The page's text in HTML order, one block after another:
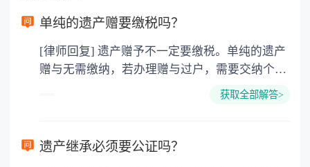
单纯的遗产赠要缴税吗？
[律师回复] 遗产赠予不一定要缴税。单纯的遗产
赠与无需缴纳，若办理赠与过户，需要交纳个人
所得税、契税和公证费。赠与过户是没有增值税
要缴纳公证费，具体如下： 1. 公证费：按房
获取全部解答>
遗产继承必须要公证吗？